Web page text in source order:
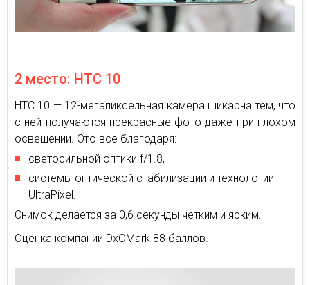
2 место: HTC 10
HTC 10 — 12-мегапиксельная камера шикарна тем, что
с ней получаются прекрасные фото даже при плохом
освещении. Это все благодаря:
светосильной оптики f/1.8,
системы оптической стабилизации и технологии
UltraPixel.
Снимок делается за 0,6 секунды четким и ярким.
Оценка компании DxOMark 88 баллов.